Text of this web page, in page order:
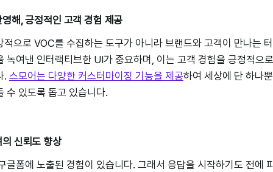
해, 긍정적인 고객 경험 제공
적으로 VOC를 수집하는 도구가 아니라 브랜드와 고객이 만나는
녹여낸 인터랙티브한 UI가 중요하며, 이는 고객 경험을 긍정적으
. 스모어는 다양한 커스터마이징 기능을 제공하여 세상에 단 하나
수 있도록 돕고 있습니다.
신뢰도 향상
글폼에 노출된 경험이 있습니다. 그래서 응답을 시작하기도 전에